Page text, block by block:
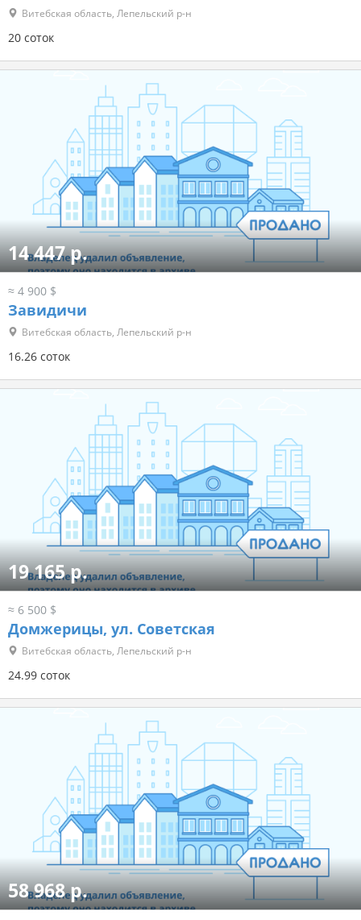
Витебская область, Лепельский р-н
20 соток
14 447 р.
≈ 4 900 $
Завидичи
Витебская область, Лепельский р-н
16.26 соток
19 165 р.
≈ 6 500 $
Домжерицы, ул. Советская
Витебская область, Лепельский р-н
24.99 соток
58 968 р.